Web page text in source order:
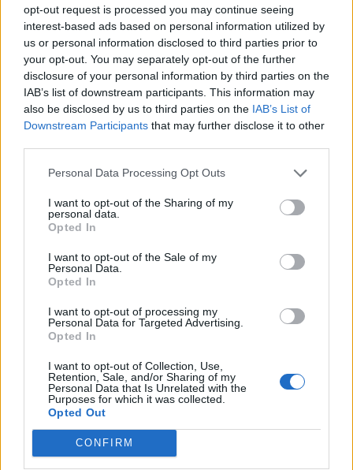
opt-out request is processed you may continue seeing
interest-based ads based on personal information utilized by
us or personal information disclosed to third parties prior to
your opt-out. You may separately opt-out of the further
disclosure of your personal information by third parties on the
IAB’s list of downstream participants. This information may
also be disclosed by us to third parties on the IAB’s List of
Downstream Participants that may further disclose it to other
Personal Data Processing Opt Outs
I want to opt-out of the Sharing of my
personal data.
Opted In
I want to opt-out of the Sale of my
Personal Data.
Opted In
I want to opt-out of processing my
Personal Data for Targeted Advertising.
Opted In
I want to opt-out of Collection, Use,
Retention, Sale, and/or Sharing of my
Personal Data that Is Unrelated with the
Purposes for which it was collected.
Opted Out
CONFIRM